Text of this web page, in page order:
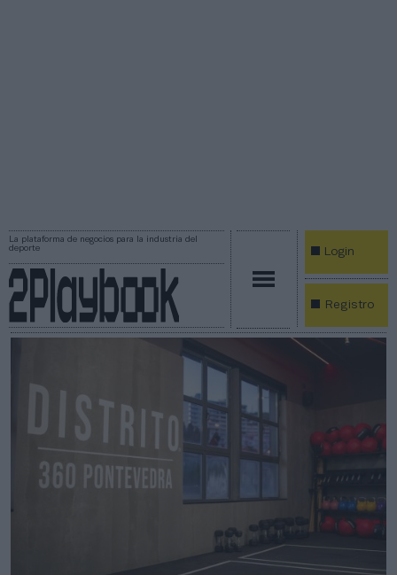
La plataforma de negocios para la industria del
deporte
Login
Registro